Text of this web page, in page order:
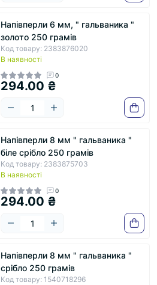
Напівперли 6 мм, " гальваника "
золото 250 грамів
Код товару: 2383876020
В наявності
0
294.00 ₴
Напівперли 8 мм " гальваника "
біле срібло 250 грамів
Код товару: 2383875703
В наявності
0
294.00 ₴
Напівперли 8 мм " гальваника "
срібло 250 грамів
Код товару: 1540718296